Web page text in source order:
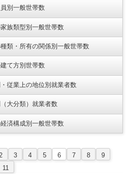
別一般世帯数
族類型別一般世帯数
類・所有の関係別一般世帯数
て方別世帯数
従業上の地位別就業者数
大分類）就業者数
済構成別一般世帯数
2 3 4 5 6 7 8
9
11